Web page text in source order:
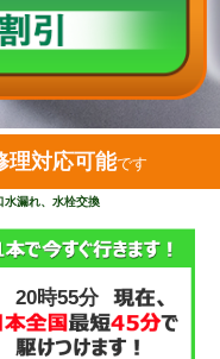
理対応可能です
水漏れ、水栓交換
20時55分